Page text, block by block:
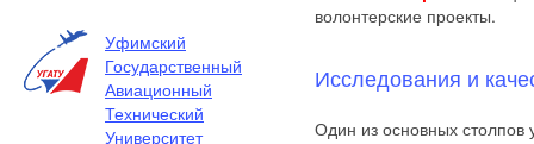
Уфимский
Государственный
Авиационный
Технический
Университет
волонтерские проекты.
Исследования и
Один из основных столпов